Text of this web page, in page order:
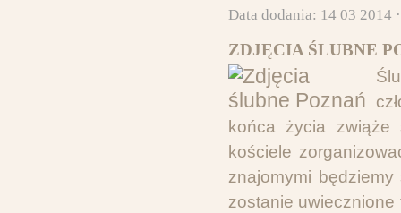
Data dodania: 14 03 2014
ZDJĘCIA ŚLUBNE
końca życia
kościele
znajomymi
zostanie